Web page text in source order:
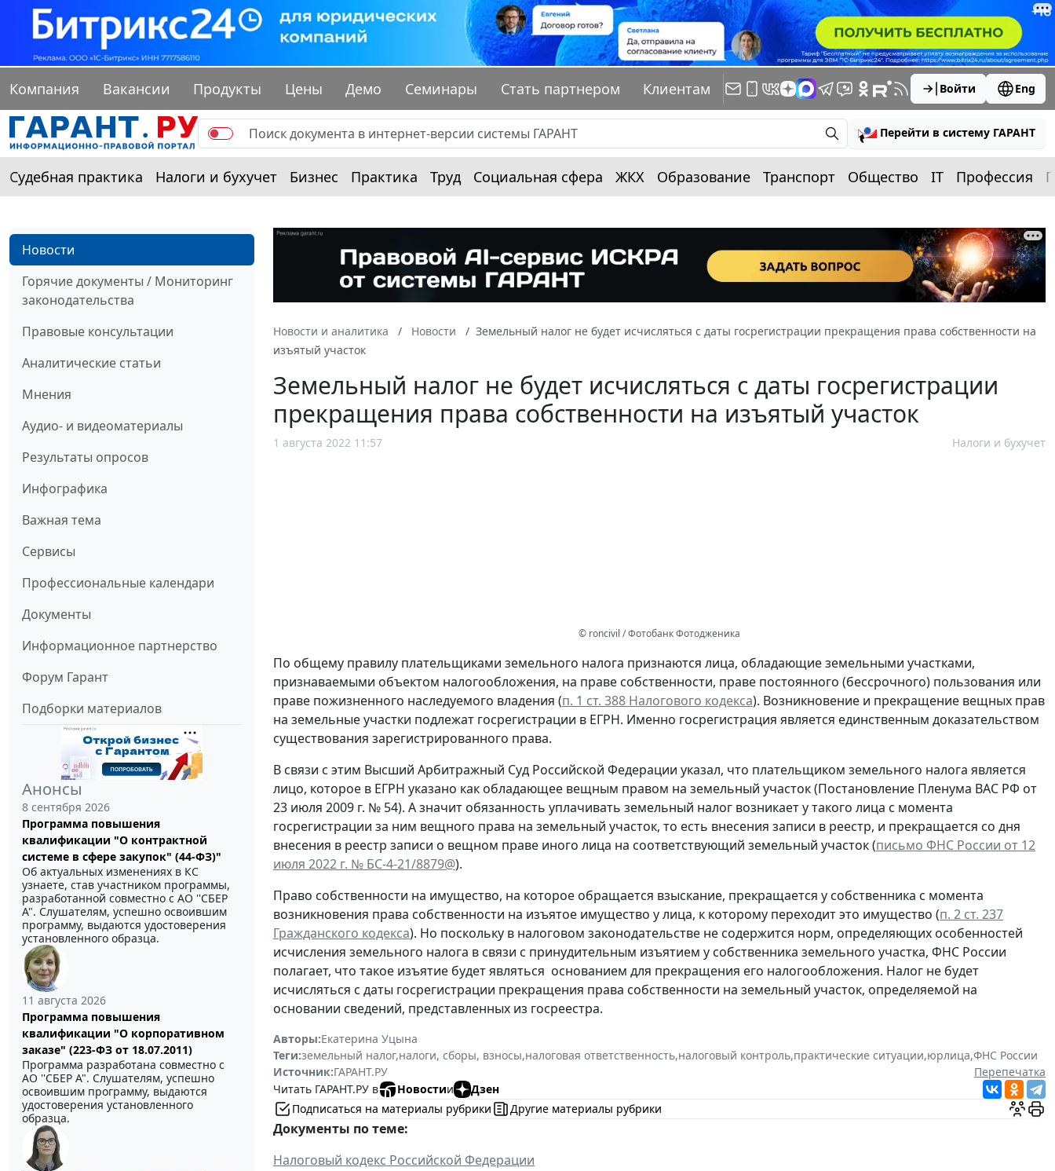
Компания Вакансии Продукты Цены Демо Семинары Стать партнером Клиентам Войти Eng
Перейти в систему ГАРАНТ
Судебная практика Налоги и бухучет Бизнес Практика Труд Социальная сфера ЖКХ Образование Транспорт Общество IT Профессия
Новости
Горячие документы / Мониторинг
законодательства
Правовые консультации
Аналитические статьи
Мнения
Аудио- и видеоматериалы
Результаты опросов
Инфографика
Важная тема
Сервисы
Профессиональные календари
Документы
Информационное партнерство
Форум Гарант
Подборки материалов
Анонсы
8 сентября 2026
Программа повышения
квалификации "О контрактной
системе в сфере закупок" (44-ФЗ)"
Об актуальных изменениях в КС
узнаете, став участником программы,
разработанной совместно с АО ''СБЕР
А". Слушателям, успешно освоившим
программу, выдаются удостоверения
установленного образца.
11 августа 2026
Программа повышения
квалификации "О корпоративном
заказе" (223-ФЗ от 18.07.2011)
Программа разработана совместно с
АО ''СБЕР А". Слушателям, успешно
освоившим программу, выдаются
удостоверения установленного
образца.
Новости и аналитика Новости
Земельный налог не будет исчисляться с даты госрегистрации прекращения права собственности на
изъятый участок
Земельный налог не будет исчисляться с даты госрегистрации
прекращения права собственности на изъятый участок
1 августа 2022 11:57 Налоги и бухучет
© roncivil / Фотобанк Фотодженика
По общему правилу плательщиками земельного налога признаются лица, обладающие земельными участками,
признаваемыми объектом налогообложения, на праве собственности, праве постоянного (бессрочного) пользования или
праве пожизненного наследуемого владения (п. 1 ст. 388 Налогового кодекса). Возникновение и прекращение вещных прав
на земельные участки подлежат госрегистрации в ЕГРН. Именно госрегистрация является единственным доказательством
существования зарегистрированного права.
В связи с этим Высший Арбитражный Суд Российской Федерации указал, что плательщиком земельного налога является
лицо, которое в ЕГРН указано как обладающее вещным правом на земельный участок (Постановление Пленума ВАС РФ от
23 июля 2009 г. № 54). А значит обязанность уплачивать земельный налог возникает у такого лица с момента
госрегистрации за ним вещного права на земельный участок, то есть внесения записи в реестр, и прекращается со дня
внесения в реестр записи о вещном праве иного лица на соответствующий земельный участок (письмо ФНС России от 12
июля 2022 г. № БС-4-21/8879@).
Право собственности на имущество, на которое обращается взыскание, прекращается у собственника с момента
возникновения права собственности на изъятое имущество у лица, к которому переходит это имущество (п. 2 ст. 237
Гражданского кодекса). Но поскольку в налоговом законодательстве не содержится норм, определяющих особенностей
исчисления земельного налога в связи с принудительным изъятием у собственника земельного участка, ФНС России
полагает, что такое изъятие будет являться основанием для прекращения его налогообложения. Налог не будет
исчисляться с даты госрегистрации прекращения права собственности на земельный участок, определяемой на
основании сведений, представленных из госреестра.
Авторы:Екатерина Уцына
Теги:земельный налог,налоги, сборы, взносы,налоговая ответственность,налоговый контроль,практические ситуации,юрлица,ФНС России
Источник:ГАРАНТ.РУ
Перепечатка
Читать ГАРАНТ.РУ в
Новостии
Дзен
Подписаться на материалы рубрики
Другие материалы рубрики
Документы по теме:
Налоговый кодекс Российской Федерации